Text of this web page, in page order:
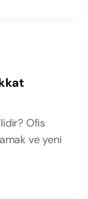
Ofis
ve yeni